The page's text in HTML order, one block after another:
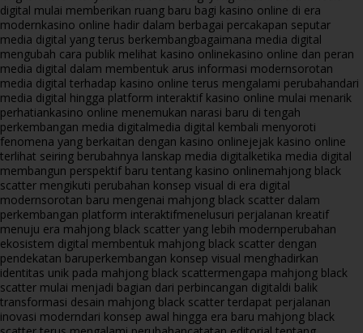
digital mulai memberikan ruang baru bagi kasino online di era
modernkasino online hadir dalam berbagai percakapan seputar
media digital yang terus berkembangbagaimana media digital
mengubah cara publik melihat kasino onlinekasino online dan peran
media digital dalam membentuk arus informasi modernsorotan
media digital terhadap kasino online terus mengalami perubahandari
media digital hingga platform interaktif kasino online mulai menarik
perhatiankasino online menemukan narasi baru di tengah
perkembangan media digitalmedia digital kembali menyoroti
fenomena yang berkaitan dengan kasino onlinejejak kasino online
terlihat seiring berubahnya lanskap media digitalketika media digital
membangun perspektif baru tentang kasino onlinemahjong black
scatter mengikuti perubahan konsep visual di era digital
modernsorotan baru mengenai mahjong black scatter dalam
perkembangan platform interaktifmenelusuri perjalanan kreatif
menuju era mahjong black scatter yang lebih modernperubahan
ekosistem digital membentuk mahjong black scatter dengan
pendekatan baruperkembangan konsep visual menghadirkan
identitas unik pada mahjong black scattermengapa mahjong black
scatter mulai menjadi bagian dari perbincangan digitaldi balik
transformasi desain mahjong black scatter terdapat perjalanan
inovasi moderndari konsep awal hingga era baru mahjong black